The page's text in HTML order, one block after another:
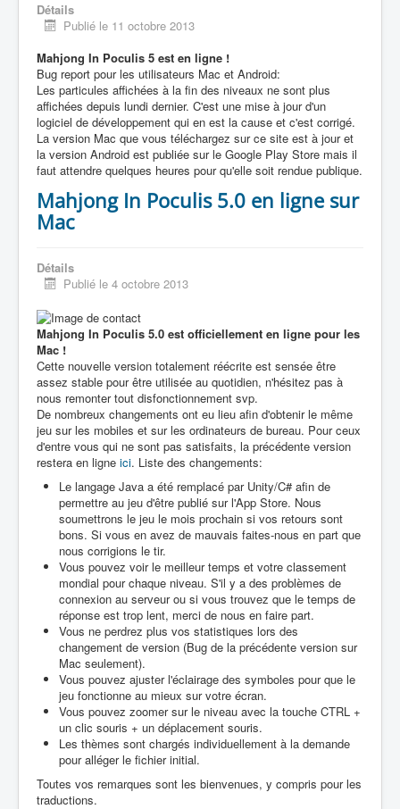
Détails
Publié le 11 octobre 2013
Mahjong In Poculis 5 est en ligne !
Bug report pour les utilisateurs Mac et Android:
Les particules affichées à la fin des niveaux ne sont plus
affichées depuis lundi dernier. C'est une mise à jour d'un
logiciel de développement qui en est la cause et c'est corrigé.
La version Mac que vous téléchargez sur ce site est à jour et
la version Android est publiée sur le Google Play Store mais il
faut attendre quelques heures pour qu'elle soit rendue publique.
Mahjong In Poculis 5.0 en ligne sur
Mac
Détails
Publié le 4 octobre 2013
Mahjong In Poculis 5.0 est officiellement en ligne pour les
Mac !
Cette nouvelle version totalement réécrite est sensée être
assez stable pour être utilisée au quotidien, n'hésitez pas à
nous remonter tout disfonctionnement svp.
De nombreux changements ont eu lieu afin d'obtenir le même
jeu sur les mobiles et sur les ordinateurs de bureau. Pour ceux
d'entre vous qui ne sont pas satisfaits, la précédente version
restera en ligne ici. Liste des changements:
Le langage Java a été remplacé par Unity/C# afin de
permettre au jeu d'être publié sur l'App Store. Nous
soumettrons le jeu le mois prochain si vos retours sont
bons. Si vous en avez de mauvais faites-nous en part que
nous corrigions le tir.
Vous pouvez voir le meilleur temps et votre classement
mondial pour chaque niveau. S'il y a des problèmes de
connexion au serveur ou si vous trouvez que le temps de
réponse est trop lent, merci de nous en faire part.
Vous ne perdrez plus vos statistiques lors des
changement de version (Bug de la précédente version sur
Mac seulement).
Vous pouvez ajuster l'éclairage des symboles pour que le
jeu fonctionne au mieux sur votre écran.
Vous pouvez zoomer sur le niveau avec la touche CTRL +
un clic souris + un déplacement souris.
Les thèmes sont chargés individuellement à la demande
pour alléger le fichier initial.
Toutes vos remarques sont les bienvenues, y compris pour les
traductions.